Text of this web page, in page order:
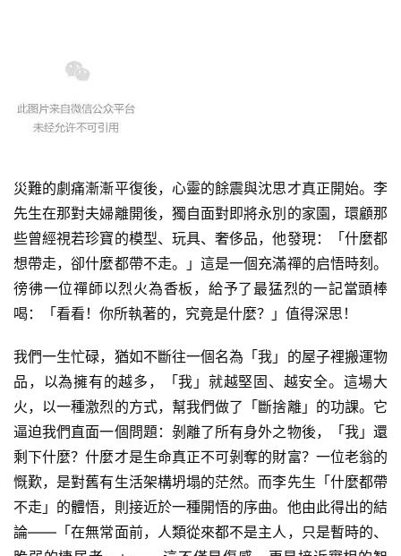
災難的劇痛漸漸平復後，心靈的餘震與沈思才真正開始。李
先生在那對夫婦離開後，獨自面對即將永別的家園，環顧那
些曾經視若珍寶的模型、玩具、奢侈品，他發現：「什麼都
想帶走，卻什麼都帶不走。」這是一個充滿禪的启悟時刻。
徬彿一位禪師以烈火為香板，給予了最猛烈的一記當頭棒
喝：「看看！你所執著的，究竟是什麼？」值得深思！
我們一生忙碌，猶如不斷往一個名為「我」的屋子裡搬運物
品，以為擁有的越多，「我」就越堅固、越安全。這場大
火，以一種激烈的方式，幫我們做了「斷捨離」的功課。它
逼迫我們直面一個問題：剝離了所有身外之物後，「我」還
剩下什麼？什麼才是生命真正不可剝奪的財富？一位老翁的
慨歎，是對舊有生活架構坍塌的茫然。而李先生「什麼都帶
不走」的體悟，則接近於一種開悟的序曲。他由此得出的結
論——「在無常面前，人類從來都不是主人，只是暫時的、